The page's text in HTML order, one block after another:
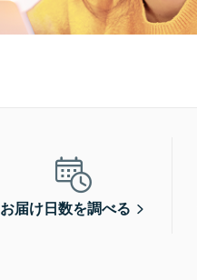
お届け日数を調べる